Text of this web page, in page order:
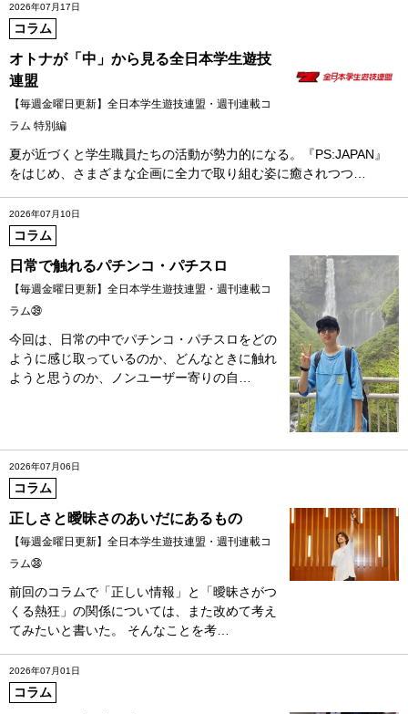
2026年07月17日
コラム
オトナが「中」から見る全日本学生遊技
連盟
【毎週金曜日更新】全日本学生遊技連盟・週刊連載コ
ラム 特別編
夏が近づくと学生職員たちの活動が勢力的になる。『PS:JAPAN』
をはじめ、さまざまな企画に全力で取り組む姿に癒されつつ…
2026年07月10日
コラム
日常で触れるパチンコ・パチスロ
【毎週金曜日更新】全日本学生遊技連盟・週刊連載コ
ラム㊴
今回は、日常の中でパチンコ・パチスロをどの
ように感じ取っているのか、どんなときに触れ
ようと思うのか、ノンユーザー寄りの自…
2026年07月06日
コラム
正しさと曖昧さのあいだにあるもの
【毎週金曜日更新】全日本学生遊技連盟・週刊連載コ
ラム㊳
前回のコラムで「正しい情報」と「曖昧さがつ
くる熱狂」の関係については、また改めて考え
てみたいと書いた。 そんなことを考…
2026年07月01日
コラム